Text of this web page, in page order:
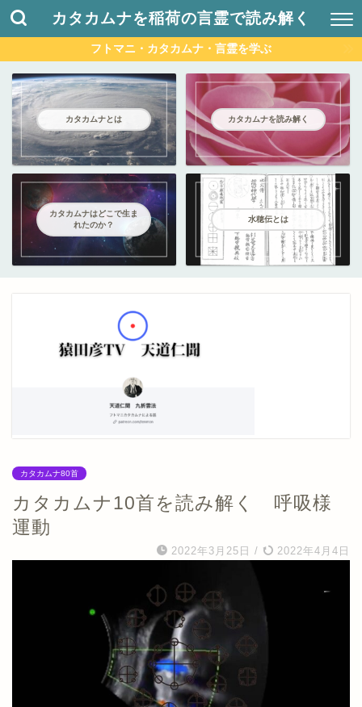
カタカムナを稲荷の言霊で読み解く
フトマニ・カタカムナ・言霊を学ぶ
カタカムナとは カタカムナを読み解く
カタカムナはどこで生ま
れたのか？
水穂伝とは
カタカムナ80首
カタカムナ10首を読み解く 呼吸様
運動
2022年3月25日 / 2022年4月4日